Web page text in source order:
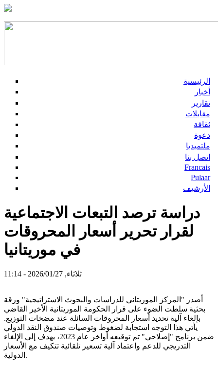
الرئيسية
أخبار
تقارير
مقابلات
ثقافة
دعوة
ملتميديا
اتصل بنا
Francais
Pulaar
الأرشيف
دراسة ترصد التبعات الاجتماعية
لقرار تحرير أسعار المحروقات
في موريتانيا
ثلاثاء, 2026/01/27 - 11:14
أصدر "المركز الموريتاني للدراسات والبحوث الاستراتيجية" ورقة
بحثية سلطت الضوء على قرار الحكومة الموريتانية الأخير القاضي
بإلغاء آلية تحديد أسعار المحروقات السائلة عند مضخات التوزيع.
يأتي هذا التوجه استجابة لضغوط وتوصيات صندوق النقد الدولي
ضمن برنامج "إصلاحي" تم توقيعه أواخر عام 2023، يهدف إلى الإلغاء
التدريجي للدعم واعتماد آلية تسعير تلقائية تتكيف مع الأسعار
الدولية.